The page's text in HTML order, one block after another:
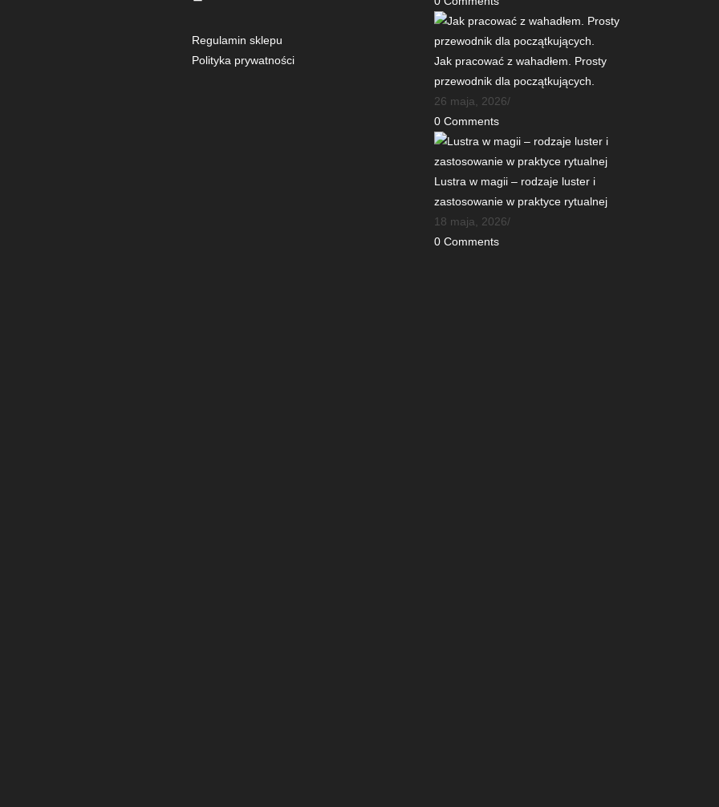
new
tab
Regulamin sklepu
Polityka prywatności
Jak pracować z wahadłem. Prosty
przewodnik dla początkujących.
26 maja, 2026/
0 Comments
Lustra w magii – rodzaje luster i
zastosowanie w praktyce rytualnej
18 maja, 2026/
0 Comments